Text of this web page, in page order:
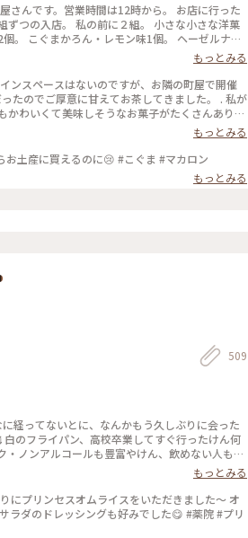
さんです。営業時間は12時から。 お店に行った
つの入店。 私の前に２組。 小さな小さな洋菓
。 こぐまかろん・レモン味1個。 ヘーゼルナッ
クッキー1個。 板チョコ3枚ほど。 あまりにも
コ以外の全てを買い占めてしまいました(｡｡*) 後
もっとみる
ンスペースはないのですが、お隣の町屋で開催
たのでご厚意に甘えてお茶してきました。 . 私が
わいくて美味しそうなお菓子がたくさんありま
もっとみる
土産に買えるのに😢 #こぐま #マカロン
もっとみる
509
ノンアルコールも豊富やけん、飲めない人もあ
#オ
もっとみる
にプリンセスオムライスをいただきました〜 オ
ラダのドレッシングも好みでした😋 #薬院 #プリ